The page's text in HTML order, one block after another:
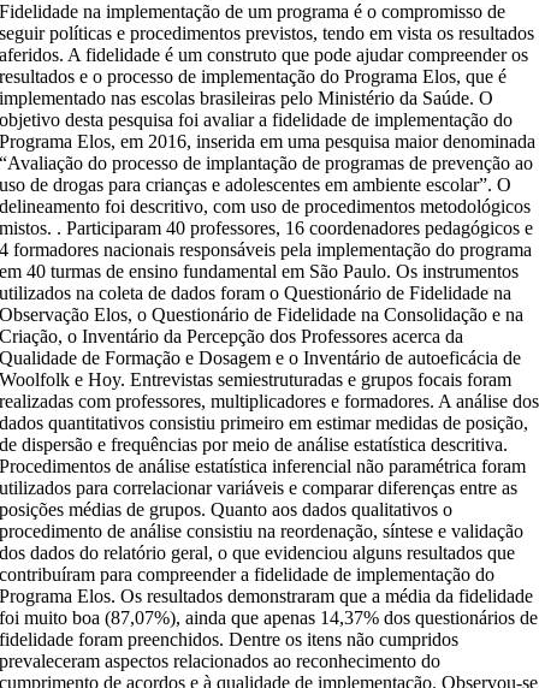
Fidelidade na implementação de um programa é o compromisso de
seguir políticas e procedimentos previstos, tendo em vista os resultados
aferidos. A fidelidade é um construto que pode ajudar compreender os
resultados e o processo de implementação do Programa Elos, que é
implementado nas escolas brasileiras pelo Ministério da Saúde. O
objetivo desta pesquisa foi avaliar a fidelidade de implementação do
Programa Elos, em 2016, inserida em uma pesquisa maior denominada
“Avaliação do processo de implantação de programas de prevenção ao
uso de drogas para crianças e adolescentes em ambiente escolar”. O
delineamento foi descritivo, com uso de procedimentos metodológicos
mistos. . Participaram 40 professores, 16 coordenadores pedagógicos e
4 formadores nacionais responsáveis pela implementação do programa
em 40 turmas de ensino fundamental em São Paulo. Os instrumentos
utilizados na coleta de dados foram o Questionário de Fidelidade na
Observação Elos, o Questionário de Fidelidade na Consolidação e na
Criação, o Inventário da Percepção dos Professores acerca da
Qualidade de Formação e Dosagem e o Inventário de autoeficácia de
Woolfolk e Hoy. Entrevistas semiestruturadas e grupos focais foram
realizadas com professores, multiplicadores e formadores. A análise dos
dados quantitativos consistiu primeiro em estimar medidas de posição,
de dispersão e frequências por meio de análise estatística descritiva.
Procedimentos de análise estatística inferencial não paramétrica foram
utilizados para correlacionar variáveis e comparar diferenças entre as
posições médias de grupos. Quanto aos dados qualitativos o
procedimento de análise consistiu na reordenação, síntese e validação
dos dados do relatório geral, o que evidenciou alguns resultados que
contribuíram para compreender a fidelidade de implementação do
Programa Elos. Os resultados demonstraram que a média da fidelidade
foi muito boa (87,07%), ainda que apenas 14,37% dos questionários de
fidelidade foram preenchidos. Dentre os itens não cumpridos
prevaleceram aspectos relacionados ao reconhecimento do
cumprimento de acordos e à qualidade de implementação. Observou-se